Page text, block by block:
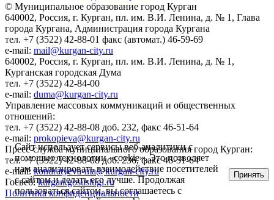
© Муниципальное образование город Курган
640002, Россия, г. Курган, пл. им. В.И. Ленина, д. № 1, Глава
города Кургана, Администрация города Кургана
тел. +7 (3522) 42-88-01 факс (автомат.) 46-59-69
e-mail: mail@kurgan-city.ru
640002, Россия, г. Курган, пл. им. В.И. Ленина, д. № 1,
Курганская городская Дума
тел. +7 (3522) 42-84-00
e-mail: duma@kurgan-city.ru
Управление массовых коммуникаций и общественных
отношений:
тел. +7 (3522) 42-88-08 доб. 232, факс 46-51-64
e-mail: prokopieva@kurgan-city.ru
Пресс-служба муниципального образования город Курган:
тел. +7 (3522) 42-88-08 доб. 236, факс 46-51-64
e-mail:kondratyeva-ma@kurgan-city.ru
Госвеб:kurgan.gosuslugi.ru
Политика конфиденциальности
Сайт использует сервисы веб-аналитики с
помощью технологии «cookie». Это позволяет
нам анализировать взаимодействие посетителей
с сайтом и делать его лучше. Продолжая
пользоваться сайтом, вы соглашаетесь с
Принять